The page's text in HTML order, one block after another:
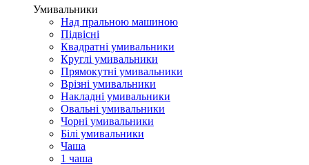
Умивальники
Над пральною машиною
Підвісні
Квадратні умивальники
Круглі умивальники
Прямокутні умивальники
Врізні умивальники
Накладні умивальники
Овальні умивальники
Чорні умивальники
Білі умивальники
Чаша
1 чаша